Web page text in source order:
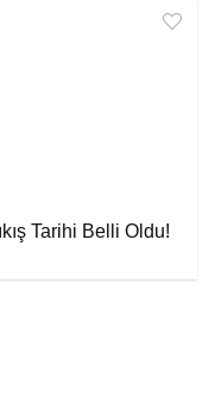
Tarihi Belli Oldu!